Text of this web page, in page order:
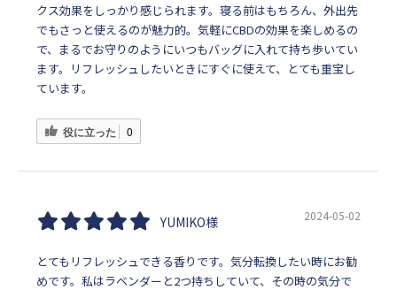
クス効果をしっかり感じられます。寝る前はもちろん、外出先
でもさっと使えるのが魅力的。気軽にCBDの効果を楽しめるの
で、まるでお守りのようにいつもバッグに入れて持ち歩いてい
ます。リフレッシュしたいときにすぐに使えて、とても重宝し
ています。
役に立った 0
YUMIKO様 2024-05-02
とてもリフレッシュできる香りです。気分転換したい時にお勧
めです。私はラベンダーと2つ持ちしていて、その時の気分で